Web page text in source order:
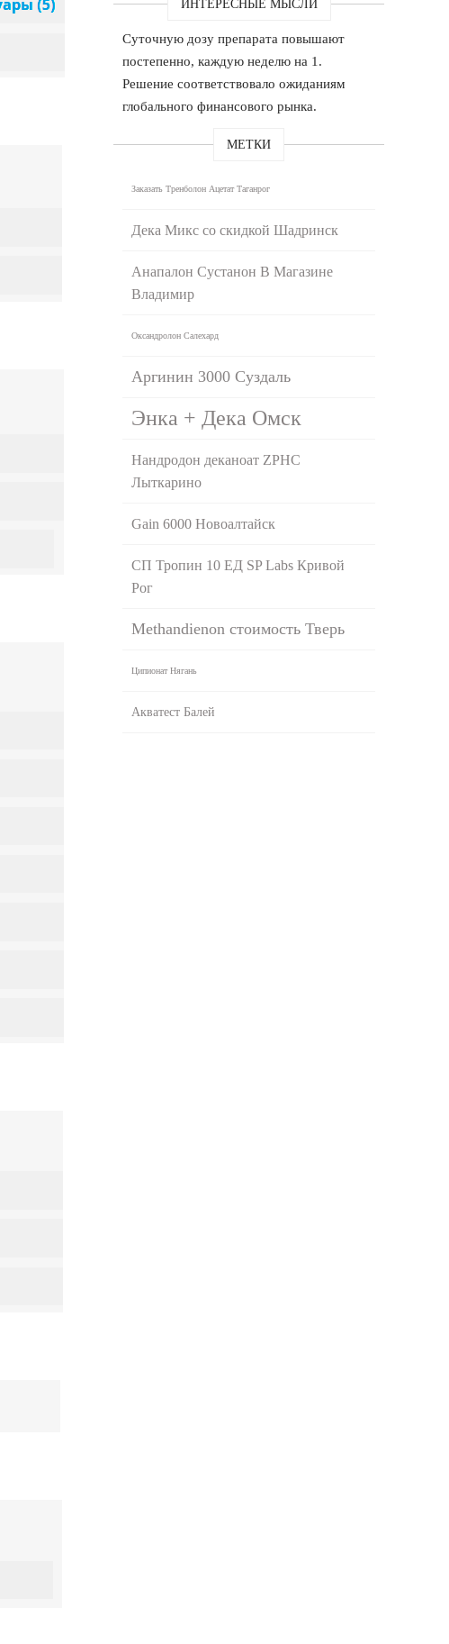
ИНТЕРЕСНЫЕ МЫСЛИ
Суточную дозу препарата повышают
постепенно, каждую неделю на 1.
Решение соответствовало ожиданиям
глобального финансового рынка.
МЕТКИ
Заказать Тренболон Ацетат Таганрог
Дека Микс со скидкой Шадринск
Анапалон Сустанон В Магазине
Владимир
Оксандролон Салехард
Аргинин 3000 Суздаль
Энка + Дека Омск
Нандродон деканоат ZPHC
Лыткарино
Gain 6000 Новоалтайск
СП Тропин 10 ЕД SP Labs Кривой
Рог
Methandienon стоимость Тверь
Ципионат Нягань
Акватест Балей